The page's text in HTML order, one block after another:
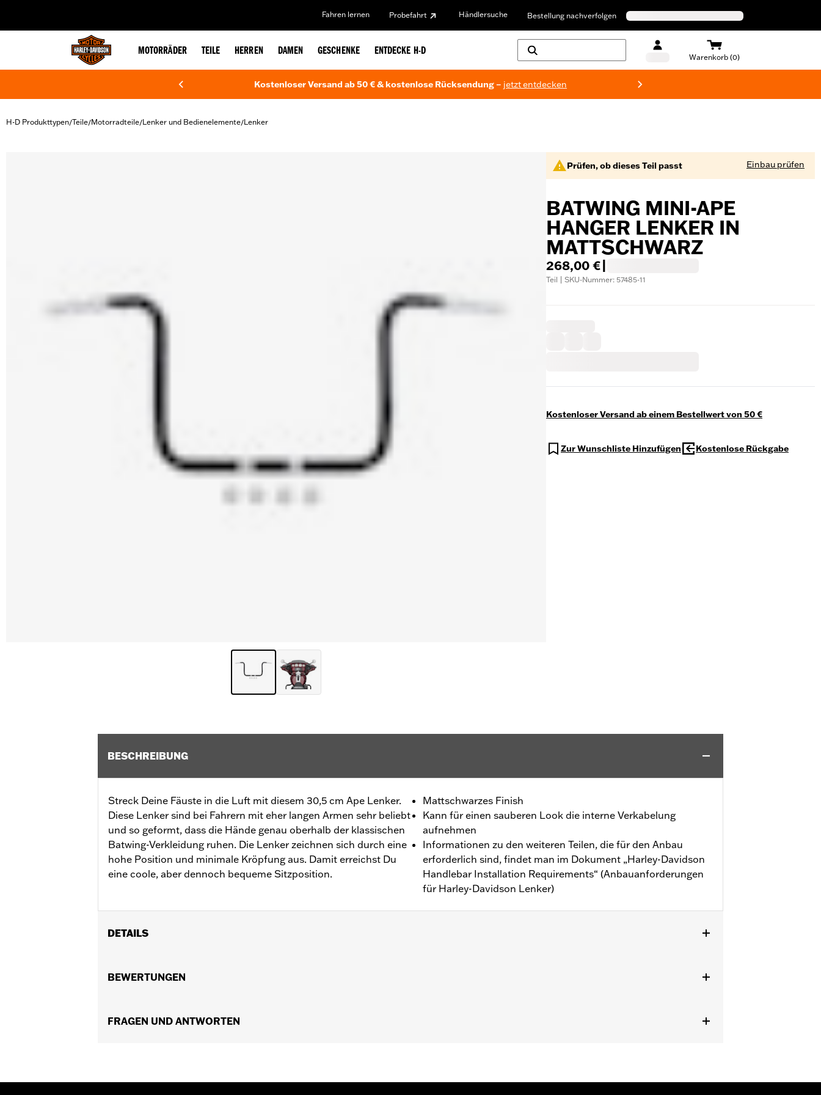
Fahren lernen Probefahrt Händlersuche Bestellung nachverfolgen
MOTORRÄDER TEILE HERREN DAMEN GESCHENKE ENTDECKE H-D
Warenkorb (0)
Kostenloser Versand ab 50 € & kostenlose Rücksendung – jetzt entdecken
H-D Produkttypen/Teile/Motorradteile/Lenker und Bedienelemente/Lenker
Prüfen, ob dieses Teil passt Einbau prüfen
BATWING MINI-APE
HANGER LENKER IN
MATTSCHWARZ
268,00 €
Teil | SKU-Nummer: 57485-11
Kostenloser Versand ab einem Bestellwert von 50 €
Zur Wunschliste Hinzufügen Kostenlose Rückgabe
BESCHREIBUNG
Streck Deine Fäuste in die Luft mit diesem 30,5 cm Ape Lenker.
Diese Lenker sind bei Fahrern mit eher langen Armen sehr beliebt
und so geformt, dass die Hände genau oberhalb der klassischen
Batwing-Verkleidung ruhen. Die Lenker zeichnen sich durch eine
hohe Position und minimale Kröpfung aus. Damit erreichst Du
eine coole, aber dennoch bequeme Sitzposition.
Mattschwarzes Finish
Kann für einen sauberen Look die interne Verkabelung
aufnehmen
Informationen zu den weiteren Teilen, die für den Anbau
erforderlich sind, findet man im Dokument „Harley-Davidson
Handlebar Installation Requirements“ (Anbauanforderungen
für Harley-Davidson Lenker)
DETAILS
Modelle ’09–’23 (außer FLRT). Nicht für CVO™ Modelle. Alle Modelle erfordern zusätzliche Einbauteile. FLHX Modelle ’09–’13 und
Installationsanleitung
Riffelung Mitte-zu-Mitte:3.5
BEWERTUNGEN
FRAGEN UND ANTWORTEN